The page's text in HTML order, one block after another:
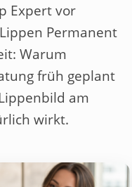
Expert vor
Permanent
Warum
früh geplant
am
wirkt.